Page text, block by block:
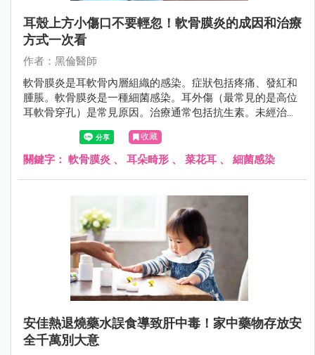
耳殼上方小傷口不要輕忽！軟骨膜炎的成因和治療
方式一次看
作者：黑倫醫師
軟骨膜炎是耳軟骨內層組織的感染。症狀包括疼痛、發紅和
腫脹。軟骨膜炎是一種細菌感染。耳外傷（最常見的是高位
耳軟骨穿孔）是常見原因。治療通常包括抗生素。未經治療
的軟骨膜炎可導致嚴重的併發症。
收藏
關鍵字： 軟骨膜炎 、 耳朵畸形 、 菜花耳 、 細菌感染
安佳熱退燒藥水誤食導致肝中毒！家中藥物存放安
全千萬別大意